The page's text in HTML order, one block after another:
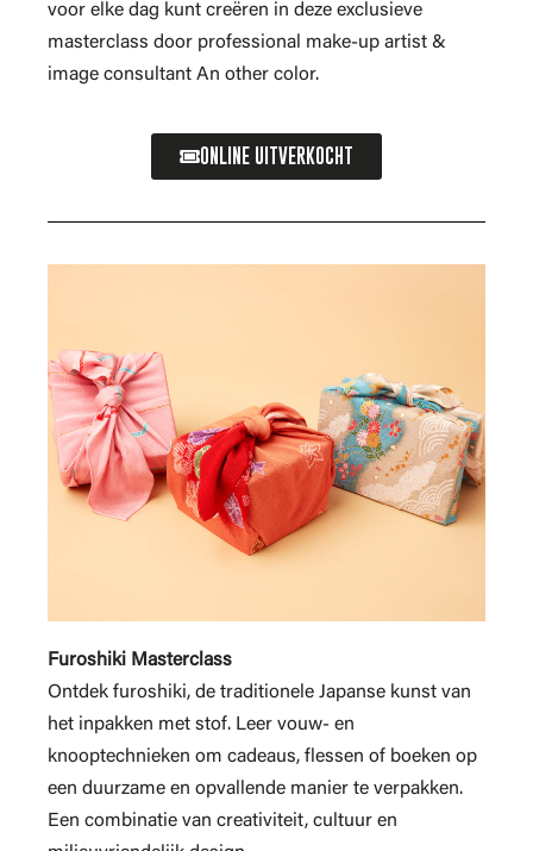
voor elke dag kunt creëren in deze exclusieve
masterclass door professional make-up artist &
image consultant An other color.
ONLINE UITVERKOCHT
Furoshiki Masterclass
Ontdek furoshiki, de traditionele Japanse kunst van
het inpakken met stof. Leer vouw- en
knooptechnieken om cadeaus, flessen of boeken op
een duurzame en opvallende manier te verpakken.
Een combinatie van creativiteit, cultuur en